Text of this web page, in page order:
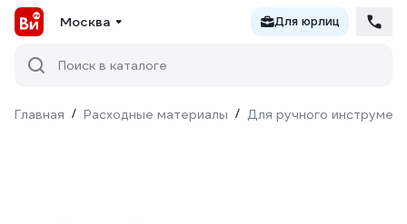
Москва Для юрлиц
Поиск в каталоге
Главная / Расходные материалы / Для ручного